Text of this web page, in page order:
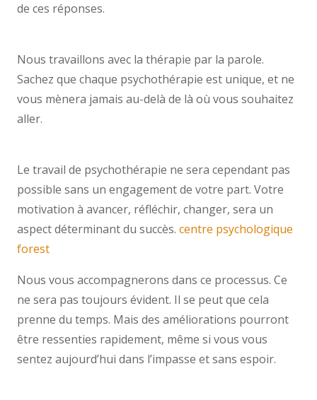
de ces réponses.
Nous travaillons avec la thérapie par la parole.
Sachez que chaque psychothérapie est unique, et ne
vous mènera jamais au-delà de là où vous souhaitez
aller.
Le travail de psychothérapie ne sera cependant pas
possible sans un engagement de votre part. Votre
motivation à avancer, réfléchir, changer, sera un
aspect déterminant du succès. centre psychologique
forest
Nous vous accompagnerons dans ce processus. Ce
ne sera pas toujours évident. Il se peut que cela
prenne du temps. Mais des améliorations pourront
être ressenties rapidement, même si vous vous
sentez aujourd’hui dans l’impasse et sans espoir.